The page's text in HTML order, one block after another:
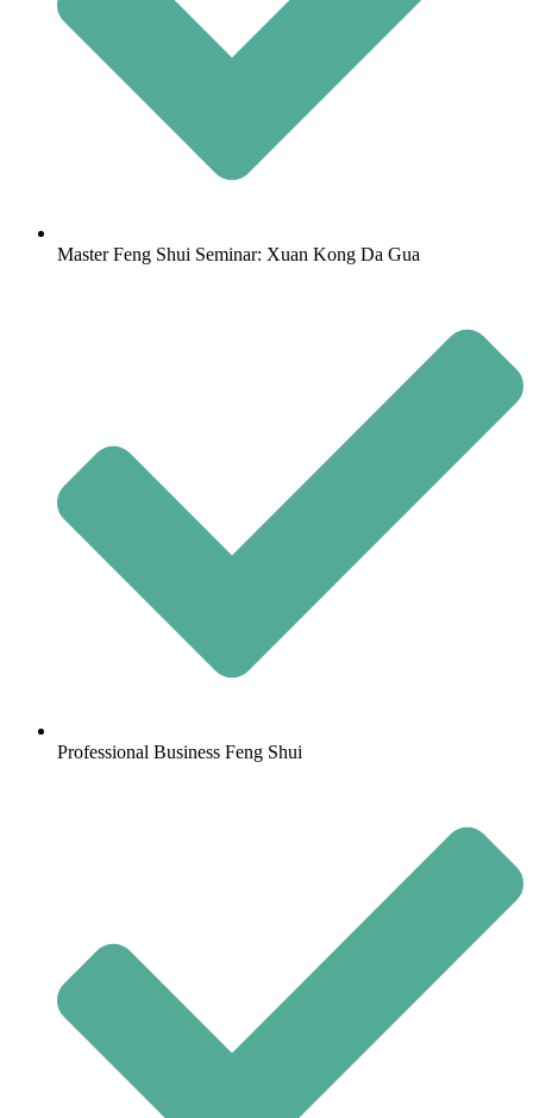
Master Feng Shui Seminar: Xuan Kong Da Gua
Professional Business Feng Shui